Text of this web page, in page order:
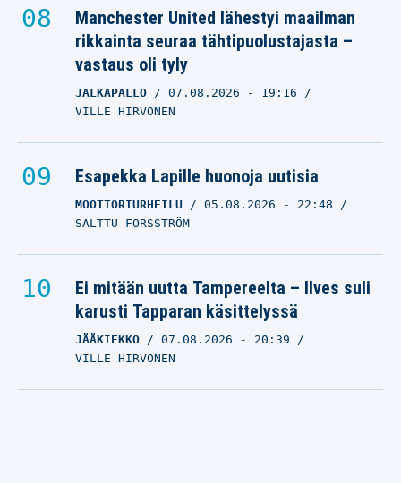
Manchester United lähestyi maailman
rikkainta seuraa tähtipuolustajasta –
vastaus oli tyly
JALKAPALLO 07.08.2026 - 19:16
VILLE HIRVONEN
Esapekka Lapille huonoja uutisia
MOOTTORIURHEILU 05.08.2026 - 22:48
SALTTU FORSSTRÖM
Ei mitään uutta Tampereelta – Ilves suli
karusti Tapparan käsittelyssä
JÄÄKIEKKO 07.08.2026 - 20:39
VILLE HIRVONEN